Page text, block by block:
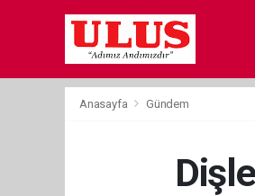
Anasayfa Gündem